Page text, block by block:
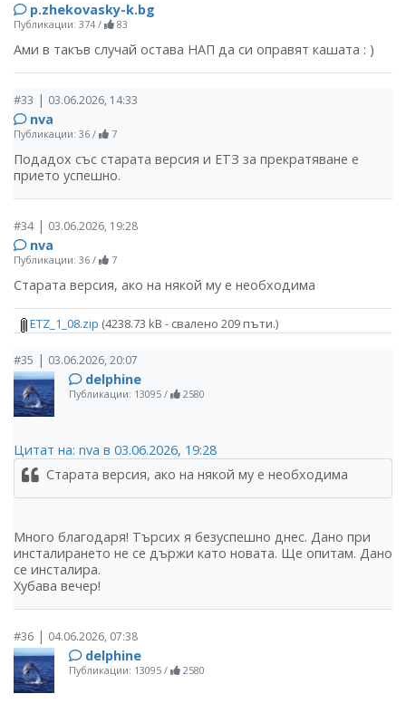
p.zhekovasky-k.bg
Публикации: 374 / 83
Ами в такъв случай остава НАП да си оправят кашата : )
#33 | 03.06.2026, 14:33
nva
Публикации: 36 / 7
Подадох със старата версия и ЕТЗ за прекратяване е
прието успешно.
#34| 03.06.2026, 19:28
nva
Публикации: 36 / 7
Старата версия, ако на някой му е необходима
ETZ_1_08.zip (4238.73 kB - свалено 209 пъти.)
#35 | 03.06.2026, 20:07
delphine
Публикации: 13095 / 2580
Цитат на: nva в 03.06.2026, 19:28
Старата версия, ако на някой му е необходима
Много благодаря! Търсих я безуспешно днес. Дано при
инсталирането не се държи като новата. Ще опитам. Дано
се инсталира.
Хубава вечер!
#36 | 04.06.2026, 07:38
delphine
Публикации: 13095 / 2580